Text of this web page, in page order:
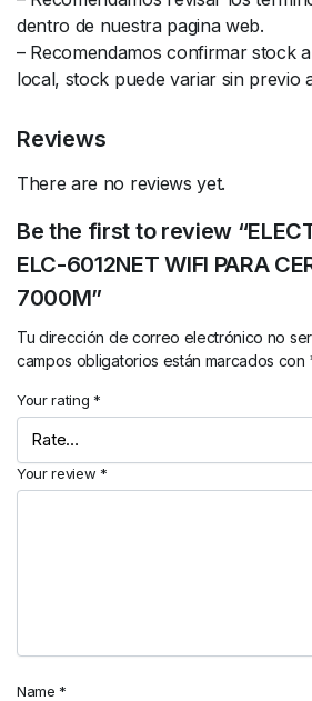
dentro de nuestra pagina web.
– Recomendamos confirmar stock
local, stock puede variar sin previo
Reviews
There are no reviews yet.
Be the first to review
ELC-6012NET WIFI PARA
7000M”
Tu dirección de correo electrónico no
campos obligatorios están marcados con
Your rating *
Your review *
Name *